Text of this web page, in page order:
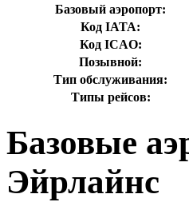
Базовый аэропорт:
Код IATA:
Код ICAO:
Позывной:
Тип обслуживания:
Типы рейсов:
Базовые
Эйрлайнс